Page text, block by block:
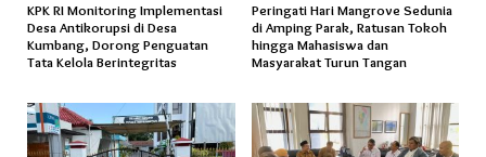
KPK RI Monitoring Implementasi
Desa Antikorupsi di Desa
Kumbang, Dorong Penguatan
Tata Kelola Berintegritas
Peringati Hari Mangrove Sedunia
di Amping Parak, Ratusan Tokoh
hingga Mahasiswa dan
Masyarakat Turun Tangan